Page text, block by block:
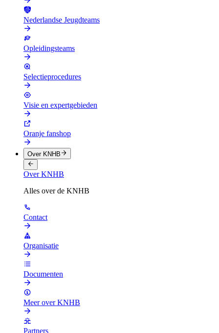
Nederlandse Jeugdteams
Opleidingsteams
Selectieprocedures
Visie en expertgebieden
Oranje fanshop
Over KNHB
Over KNHB
Alles over de KNHB
Contact
Organisatie
Documenten
Meer over KNHB
Partners